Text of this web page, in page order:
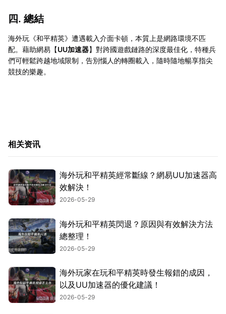
四. 總結
海外玩《和平精英》遭遇載入介面卡頓，本質上是網路環境不匹
配。藉助網易【UU加速器】對跨國遊戲鏈路的深度最佳化，特種兵
們可輕鬆跨越地域限制，告別惱人的轉圈載入，隨時隨地暢享指尖
競技的樂趣。
相关资讯
海外玩和平精英經常斷線？網易UU加速器高
效解決！
2026-05-29
海外玩和平精英閃退？原因與有效解決方法
總整理！
2026-05-29
海外玩家在玩和平精英時發生報錯的成因，
以及UU加速器的優化建議！
2026-05-29